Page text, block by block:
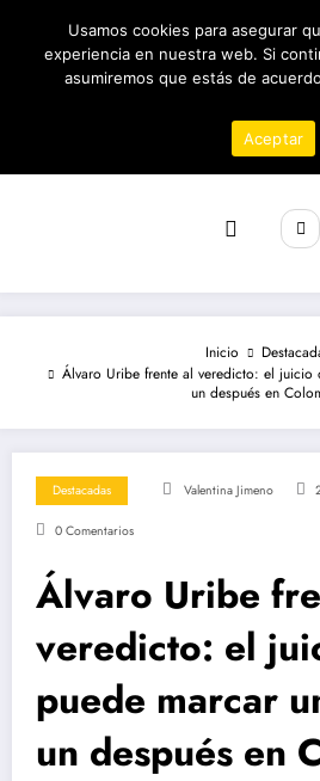
contenido
09/08/2026
Inicio
Álvaro Uribe frente al veredicto: el juicio
un después en
Destacadas Valentina Jimeno
0 Comentarios
Álvaro Uribe
veredicto: el
puede marcar
un después en
Usamos cookies para asegurar
experiencia en nuestra web. Si
asumiremos que estás de
Aceptar